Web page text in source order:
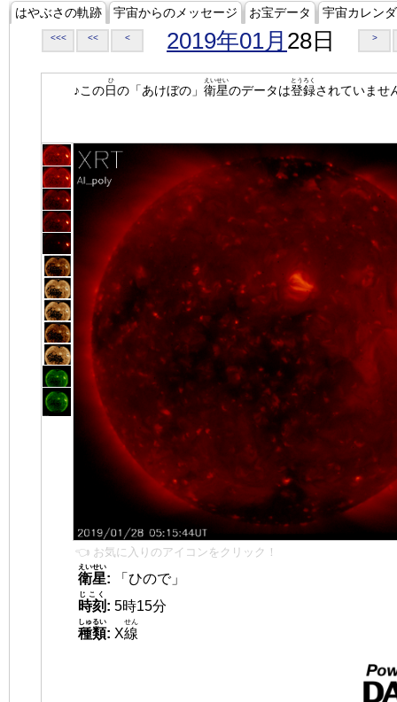
はやぶさの軌跡 宇宙からのメッセージ お宝データ 宇宙カレン
<<< << < 2019年01月 28日 >
♪この日
ひ
の「あけぼの」 衛星
えいせい
のデータは登録
とうろく
されていませ
👈 お気に入りのアイコンをクリック！
衛星
えいせい
:
「ひので」
時刻
じこく
: 5時15分
種類
しゅるい
: X線
せん